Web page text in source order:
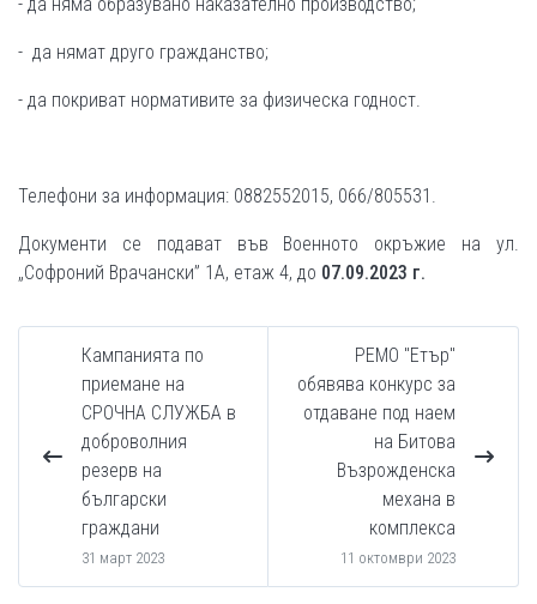
- да нямат друго гражданство;
- да покриват нормативите за физическа годност.
Телефони за информация: 0882552015, 066/805531.
Документи се подават във Военното окръжие на ул.
„Софроний Врачански” 1А, етаж 4, до 07.09.2023 г.
Кампанията по
приемане на
СРОЧНА СЛУЖБА в
доброволния
резерв на
български
граждани
31 март 2023
РЕМО "Етър"
обявява конкурс за
отдаване под наем
на Битова
Възрожденска
механа в
комплекса
11 октомври 2023